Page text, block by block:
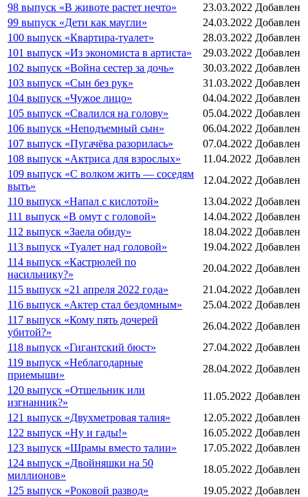
98 выпуск «В животе растет нечто»
23.03.2022 Добавлен
99 выпуск «Дети как маугли»
24.03.2022 Добавлен
100 выпуск «Квартира-туалет»
28.03.2022 Добавлен
101 выпуск «Из экономиста в артиста»
29.03.2022 Добавлен
102 выпуск «Война сестер за дочь»
30.03.2022 Добавлен
103 выпуск «Сын без рук»
31.03.2022 Добавлен
104 выпуск «Чужое лицо»
04.04.2022 Добавлен
105 выпуск «Свалился на голову»
05.04.2022 Добавлен
106 выпуск «Неподъемный сын»
06.04.2022 Добавлен
107 выпуск «Пугачёва разорилась»
07.04.2022 Добавлен
108 выпуск «Актриса для взрослых»
11.04.2022 Добавлен
109 выпуск «С волком жить — соседям
выть»
12.04.2022 Добавлен
110 выпуск «Напал с кислотой»
13.04.2022 Добавлен
111 выпуск «В омут с головой»
14.04.2022 Добавлен
112 выпуск «Заела обиду»
18.04.2022 Добавлен
113 выпуск «Туалет над головой»
19.04.2022 Добавлен
114 выпуск «Кастрюлей по
насильнику?»
20.04.2022 Добавлен
115 выпуск «21 апреля 2022 года»
21.04.2022 Добавлен
116 выпуск «Актер стал бездомным»
25.04.2022 Добавлен
117 выпуск «Кому пять дочерей
убитой?»
26.04.2022 Добавлен
118 выпуск «Гигантский бюст»
27.04.2022 Добавлен
119 выпуск «Неблагодарные
приемыши»
28.04.2022 Добавлен
120 выпуск «Отшельник или
изгнанник?»
11.05.2022 Добавлен
121 выпуск «Двухметровая талия»
12.05.2022 Добавлен
122 выпуск «Ну и гады!»
16.05.2022 Добавлен
123 выпуск «Шрамы вместо талии»
17.05.2022 Добавлен
124 выпуск «Двойняшки на 50
миллионов»
18.05.2022 Добавлен
125 выпуск «Роковой развод»
19.05.2022 Добавлен